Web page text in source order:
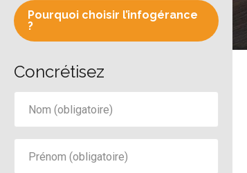
Pourquoi choisir l’infogérance
?
Concrétisez